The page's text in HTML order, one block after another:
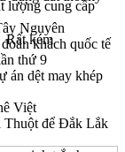
Nguyên
khách quốc tế
thứ 9
án dệt may khép
Việt
Thuột để Đắk Lắk
lượng cung cấp
Rất kém